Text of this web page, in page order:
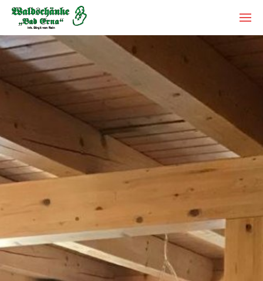
Restaurant Waldschänke
Catering
Übernachtungen
Bad Erna und Umgebung
Um Einstellungen zur Barrierefreiheit
vornehmen zu können wird die
Berechtigung für
funktionale Cookies
in den Cookie-Einstellungen benötigt.
Cookie-Einstellungen